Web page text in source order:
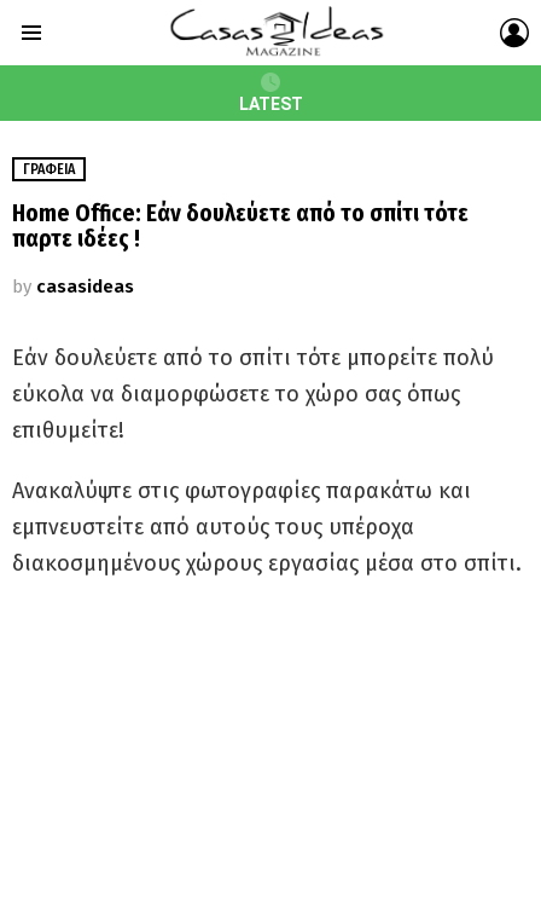
LATEST
ΓΡΑΦΕΊΑ
Home Office: Εάν δουλεύετε από το σπίτι τότε
παρτε ιδέες !
by casasideas
Εάν δουλεύετε από το σπίτι τότε μπορείτε πολύ
εύκολα να διαμορφώσετε το χώρο σας όπως
επιθυμείτε!
Ανακαλύψτε στις φωτογραφίες παρακάτω και
εμπνευστείτε από αυτούς τους υπέροχα
διακοσμημένους χώρους εργασίας μέσα στο σπίτι.